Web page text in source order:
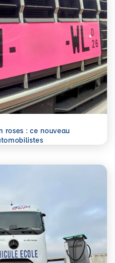
roses : ce nouveau
roses : ce nouveau format